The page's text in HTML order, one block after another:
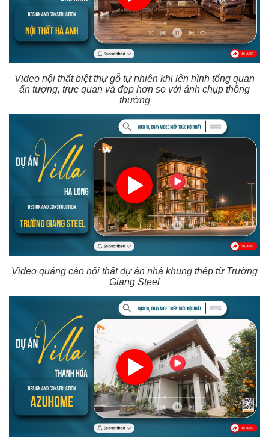
Video nội thất biệt thự gỗ tự nhiên khi lên hình tổng quan
ấn tượng, trực quan và đẹp hơn so với ảnh chụp thông
thường
Video quảng cáo nội thất dự án nhà khung thép từ Trường
Giang Steel